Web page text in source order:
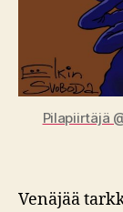
Pilapiirtäjä
Venäjää